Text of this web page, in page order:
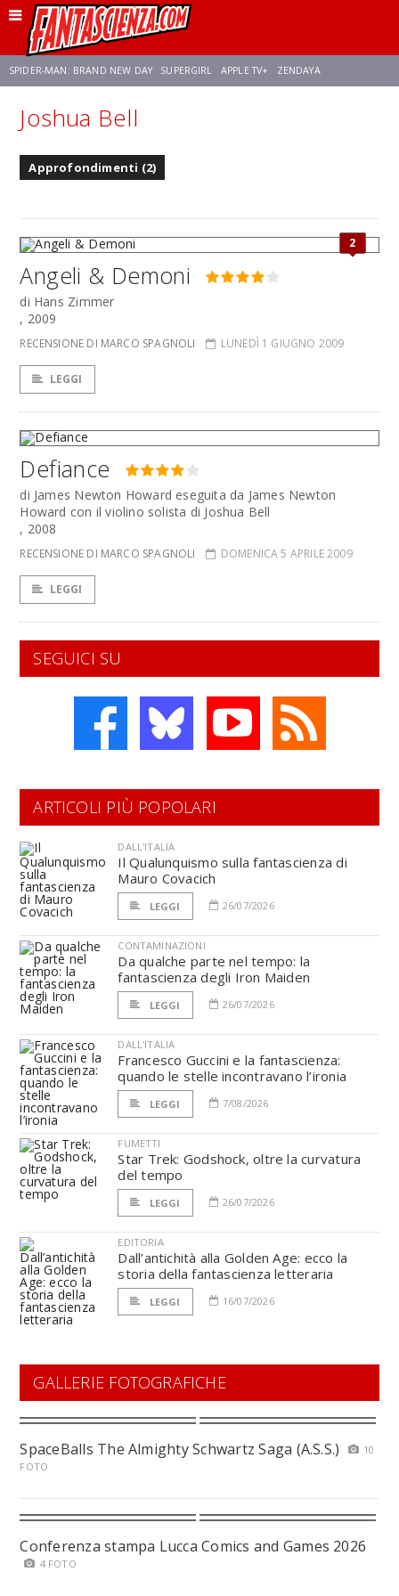
SPIDER-MAN: BRAND NEW DAY SUPERGIRL APPLE TV+ ZENDAYA
FRANCO RICCIARDIELLO AVENGERS: DOOMSDAY
Joshua Bell
Approfondimenti (2)
2
Angeli & Demoni
di Hans Zimmer
, 2009
RECENSIONE DI MARCO SPAGNOLI LUNEDÌ 1 GIUGNO 2009
LEGGI
Defiance
di James Newton Howard eseguita da James Newton
Howard con il violino solista di Joshua Bell
, 2008
RECENSIONE DI MARCO SPAGNOLI DOMENICA 5 APRILE 2009
LEGGI
SEGUICI SU
ARTICOLI PIÙ POPOLARI
DALL'ITALIA
Il Qualunquismo sulla fantascienza di
Mauro Covacich
LEGGI 26/07/2026
CONTAMINAZIONI
Da qualche parte nel tempo: la
fantascienza degli Iron Maiden
LEGGI 26/07/2026
DALL'ITALIA
Francesco Guccini e la fantascienza:
quando le stelle incontravano l’ironia
LEGGI 7/08/2026
FUMETTI
Star Trek: Godshock, oltre la curvatura
del tempo
LEGGI 26/07/2026
EDITORIA
Dall’antichità alla Golden Age: ecco la
storia della fantascienza letteraria
LEGGI 16/07/2026
GALLERIE FOTOGRAFICHE
SpaceBalls The Almighty Schwartz Saga (A.S.S.)
10
FOTO
Conferenza stampa Lucca Comics and Games 2026
4 FOTO